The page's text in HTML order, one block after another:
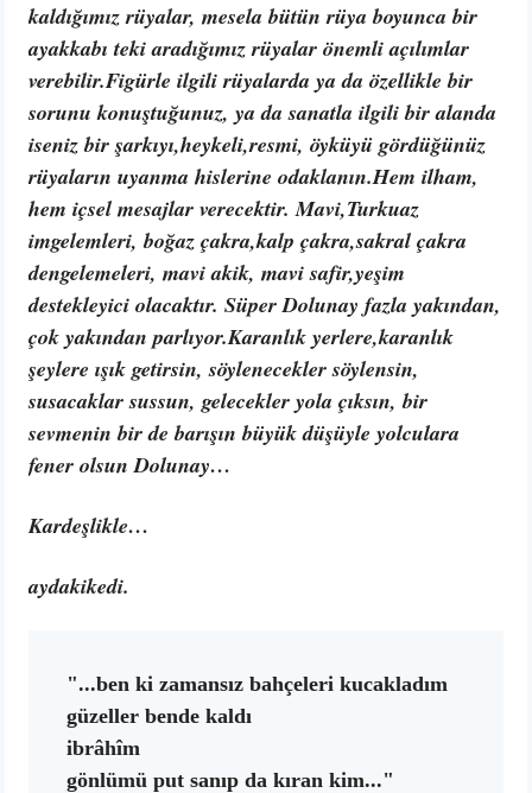
kaldığımız rüyalar, mesela bütün rüya boyunca bir
ayakkabı teki aradığımız rüyalar önemli açılımlar
verebilir.Figürle ilgili rüyalarda ya da özellikle bir
sorunu konuştuğunuz, ya da sanatla ilgili bir alanda
iseniz bir şarkıyı,heykeli,resmi, öyküyü gördüğünüz
rüyaların uyanma hislerine odaklanın.Hem ilham,
hem içsel mesajlar verecektir. Mavi,Turkuaz
imgelemleri, boğaz çakra,kalp çakra,sakral çakra
dengelemeleri, mavi akik, mavi safir,yeşim
destekleyici olacaktır. Süper Dolunay fazla yakından,
çok yakından parlıyor.Karanlık yerlere,karanlık
şeylere ışık getirsin, söylenecekler söylensin,
susacaklar sussun, gelecekler yola çıksın, bir
sevmenin bir de barışın büyük düşüyle yolculara
fener olsun Dolunay…
Kardeşlikle…
aydakikedi.
"...ben ki zamansız bahçeleri kucakladım
güzeller bende kaldı
ibrâhîm
gönlümü put sanıp da kıran kim..."